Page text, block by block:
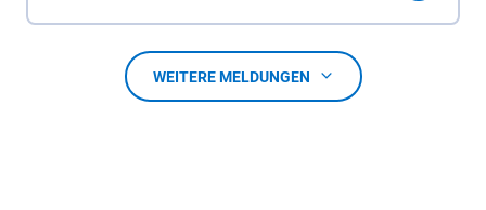
WEITERE MELDUNGEN